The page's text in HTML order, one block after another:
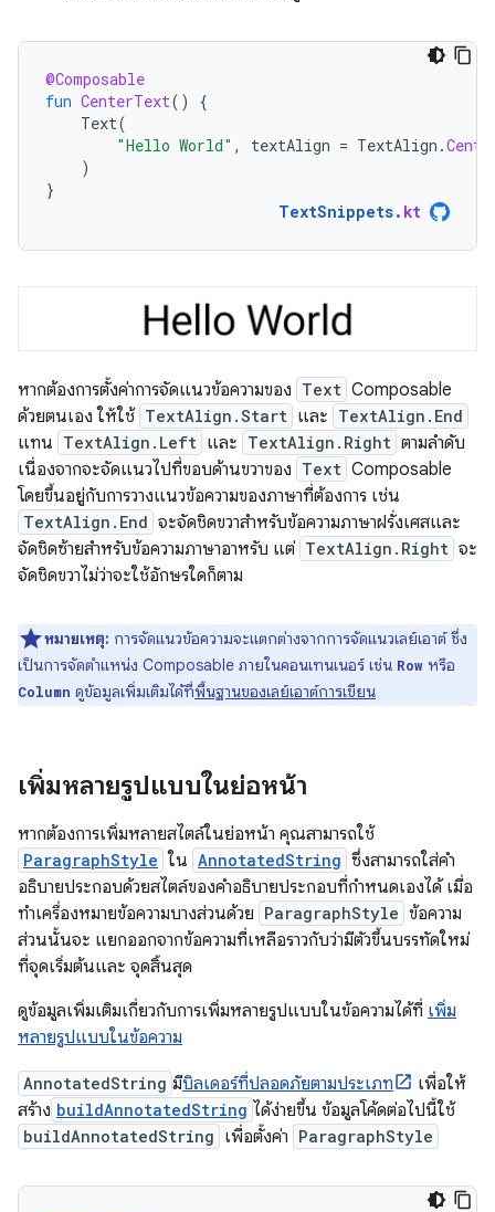
@Composable
fun CenterText()
{
Text(
"Hello World" , textAlign = TextAlign .
)
}
TextSnippets. kt
หากต้องการตั้งค่าการจัดแนวข้อความของ Text Composable
ด้วยตนเอง ให้ใช้ TextAlign.Start และ TextAlign.End
แทน TextAlign.Left และ TextAlign.Right ตามลำดับ
เนื่องจากจะจัดแนวไปที่ขอบด้านขวาของ Text Composable
โดยขึ้นอยู่กับการวางแนวข้อความของภาษาที่ต้องการ เช่น
TextAlign.End จะจัดชิดขวาสำหรับข้อความภาษาฝรั่งเศสและ
จัดชิดซ้ายสำหรับข้อความภาษาอาหรับ แต่ TextAlign.Right จะ
จัดชิดขวาไม่ว่าจะใช้อักษรใดก็ตาม
หมายเหตุ: การจัดแนวข้อความจะแตกต่างจากการจัดแนวเลย์เอาต์ ซึ่ง
เป็นการจัดตำแหน่ง Composable ภายในคอนเทนเนอร์ เช่น Row หรือ
Column ดูข้อมูลเพิ่มเติมได้ที่พื้นฐานของเลย์เอาต์การเขียน
เพิ่มหลายรูปแบบในย่อหน้า
หากต้องการเพิ่มหลายสไตล์ในย่อหน้า คุณสามารถใช้
ParagraphStyle ใน AnnotatedString ซึ่งสามารถใส่คำ
อธิบายประกอบด้วยสไตล์ของคำอธิบายประกอบที่กำหนดเองได้ เมื่อ
ทำเครื่องหมายข้อความบางส่วนด้วย ParagraphStyle ข้อความ
ส่วนนั้นจะ แยกออกจากข้อความที่เหลือราวกับว่ามีตัวขึ้นบรรทัดใหม่
ที่จุดเริ่มต้นและ จุดสิ้นสุด
ดูข้อมูลเพิ่มเติมเกี่ยวกับการเพิ่มหลายรูปแบบในข้อความได้ที่ เพิ่ม
หลายรูปแบบในข้อความ
AnnotatedString มีบิลเดอร์ที่ปลอดภัยตามประเภท
เพื่อให้
สร้าง buildAnnotatedString ได้ง่ายขึ้น ข้อมูลโค้ดต่อไปนี้ใช้
buildAnnotatedString เพื่อตั้งค่า ParagraphStyle